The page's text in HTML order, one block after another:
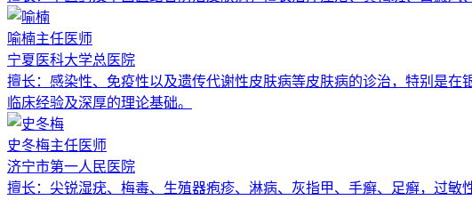
喻楠主任医师
宁夏医科大学总医院
擅长： 感染性、免疫性以及遗传代谢性皮肤病等皮肤病的诊治，特别是
临床经验及深厚的理论基础。
史冬梅主任医师
济宁市第一人民医院
擅长： 尖锐湿疣、梅毒、生殖器疱疹、淋病、灰指甲、手癣、足癣，过